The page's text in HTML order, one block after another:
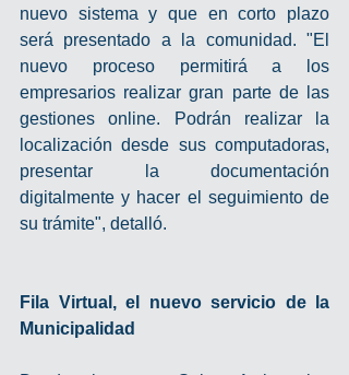
nuevo sistema y que en corto plazo
será presentado a la comunidad. "El
nuevo proceso permitirá a los
empresarios realizar gran parte de las
gestiones online. Podrán realizar la
localización desde sus computadoras,
presentar la documentación
digitalmente y hacer el seguimiento de
su trámite", detalló.
Fila Virtual, el nuevo servicio de la
Municipalidad